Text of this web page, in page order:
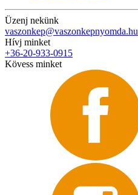
Üzenj nekünk
vaszonkep@vaszonkepnyomda.hu
Hívj minket
+36-20-933-0915
Kövess minket